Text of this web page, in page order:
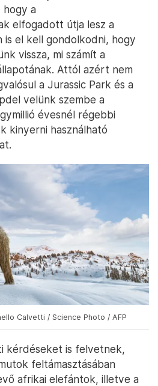
hogy a
elfogadott útja lesz a
is el kell gondolkodni, hogy
vissza, mi számít a
Attól azért nem
a Jurassic Park és a
velünk szembe a
évesnél régebbi
kinyerni használható
Calvetti / Science Photo / AFP
kérdéseket is felvetnek,
feltámasztásában
afrikai elefántok, illetve a